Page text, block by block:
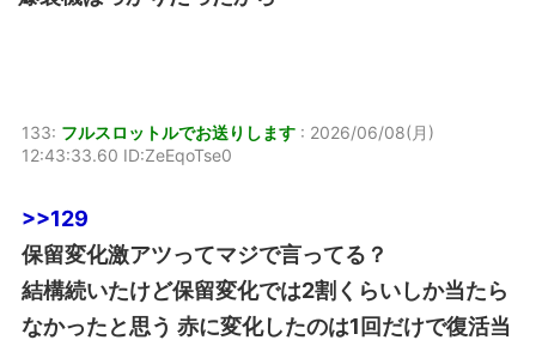
133: フルスロットルでお送りします : 2026/06/08(月)
12:43:33.60 ID:ZeEqoTse0
>>129
保留変化激アツってマジで言ってる？
結構続いたけど保留変化では2割くらいしか当たら
なかったと思う 赤に変化したのは1回だけで復活当